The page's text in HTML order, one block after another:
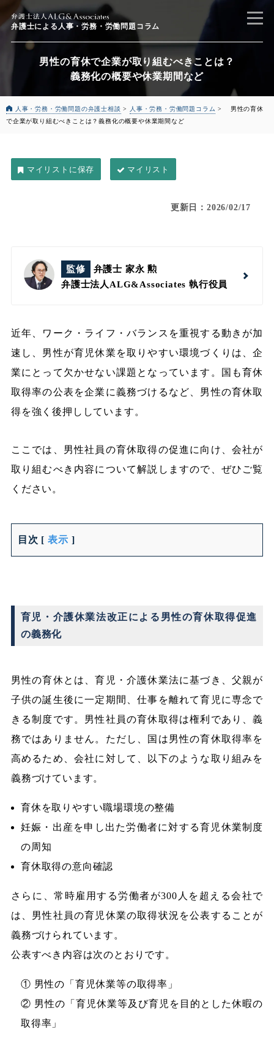
弁護士による 人事・労務・労働問題コラム
男性の育休で企業が取り組むべきことは？
義務化の概要や休業期間など
人事・労務・労働問題の弁護士相談 > 人事・労務・労働問題コラム >
男性の育休
で企業が取り組むべきことは？義務化の概要や休業期間など
マイリスト
更新日：2026/02/17
監修
弁護士 家永 勲
弁護士法人ALG&Associates 執行役員
近年、ワーク・ライフ・バランスを重視する動きが加
速し、男性が育児休業を取りやすい環境づくりは、企
業にとって欠かせない課題となっています。国も育休
取得率の公表を企業に義務づけるなど、男性の育休取
得を強く後押ししています。
ここでは、男性社員の育休取得の促進に向け、会社が
取り組むべき内容について解説しますので、ぜひご覧
ください。
目次 [ 表示 ]
育児・介護休業法改正による男性の育休取得促進
の義務化
男性の育休とは、育児・介護休業法に基づき、父親が
子供の誕生後に一定期間、仕事を離れて育児に専念で
きる制度です。男性社員の育休取得は権利であり、義
務ではありません。ただし、国は男性の育休取得率を
高めるため、会社に対して、以下のような取り組みを
義務づけています。
育休を取りやすい職場環境の整備
妊娠・出産を申し出た労働者に対する育児休業制度
の周知
育休取得の意向確認
さらに、常時雇用する労働者が300人を超える会社で
は、男性社員の育児休業の取得状況を公表することが
義務づけられています。
公表すべき内容は次のとおりです。
① 男性の「育児休業等の取得率」
② 男性の「育児休業等及び育児を目的とした休暇の
取得率」